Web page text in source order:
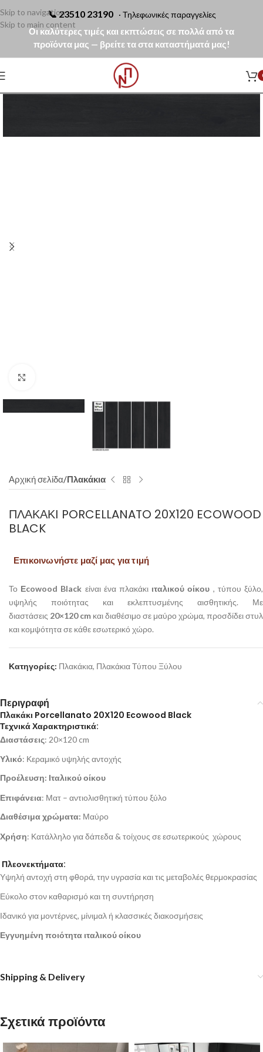
📞23510 23190 · Τηλεφωνικές παραγγελίες
Οι καλύτερες τιμές και εκπτώσεις σε πολλά από τα
προϊόντα μας — βρείτε τα στα καταστήματά μας!
Skip to navigation
Skip to main content
Αρχική σελίδα Πλακάκια
ΠΛΑΚΆΚΙ PORCELLANATO 20X120 ECOWOOD
BLACK
Επικοινωνήστε μαζί μας για τιμή
Το Εcowood Black είναι ένα πλακάκι ιταλικού οίκου , τύπου ξύλο,
υψηλής ποιότητας και εκλεπτυσμένης αισθητικής. Με
διαστάσεις 20×120 cm και διαθέσιμο σε μαύρο χρώμα, προσδίδει στυλ
και κομψότητα σε κάθε εσωτερικό χώρο.
Κατηγορίες: Πλακάκια, Πλακάκια Τύπου Ξύλου
Περιγραφή
Πλακάκι Porcellanato 20X120 Ecowood Black
Τεχνικά Χαρακτηριστικά:
Διαστάσεις: 20×120 cm
Υλικό: Κεραμικό υψηλής αντοχής
Προέλευση: Ιταλικού οίκου
Επιφάνεια: Ματ – αντιολισθητική τύπου ξύλο
Διαθέσιμα χρώματα: Μαύρο
Χρήση: Κατάλληλο για δάπεδα & τοίχους σε εσωτερικούς χώρους
Πλεονεκτήματα:
Υψηλή αντοχή στη φθορά, την υγρασία και τις μεταβολές θερμοκρασίας
Εύκολο στον καθαρισμό και τη συντήρηση
Ιδανικό για μοντέρνες, μίνιμαλ ή κλασσικές διακοσμήσεις
Εγγυημένη ποιότητα ιταλικού οίκου
Shipping & Delivery
Σχετικά προϊόντα